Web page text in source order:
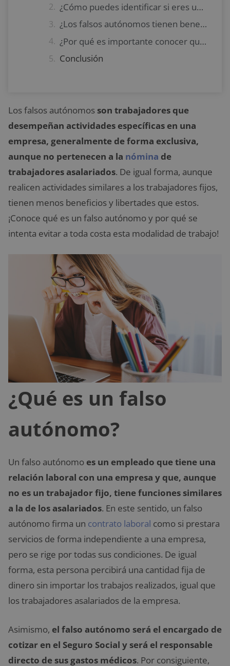
¿Cómo puedes identificar si eres un falso autónomo?
¿Los falsos autónomos tienen beneficios legales?
¿Por qué es importante conocer qué es un falso autónomo y se busca evitar a toda costa esta modalidad de trabajo?
Conclusión
Los falsos autónomos son trabajadores que
desempeñan actividades específicas en una
empresa, generalmente de forma exclusiva,
aunque no pertenecen a la nómina de
trabajadores asalariados. De igual forma, aunque
realicen actividades similares a los trabajadores fijos,
tienen menos beneficios y libertades que estos.
¡Conoce qué es un falso autónomo y por qué se
intenta evitar a toda costa esta modalidad de trabajo!
¿Qué es un falso
autónomo?
Un falso autónomo es un empleado que tiene una
relación laboral con una empresa y que, aunque
no es un trabajador fijo, tiene funciones similares
a la de los asalariados. En este sentido, un falso
autónomo firma un contrato laboral como si prestara
servicios de forma independiente a una empresa,
pero se rige por todas sus condiciones. De igual
forma, esta persona percibirá una cantidad fija de
dinero sin importar los trabajos realizados, igual que
los trabajadores asalariados de la empresa.
Asimismo, el falso autónomo será el encargado de
cotizar en el Seguro Social y será el responsable
directo de sus gastos médicos. Por consiguiente,